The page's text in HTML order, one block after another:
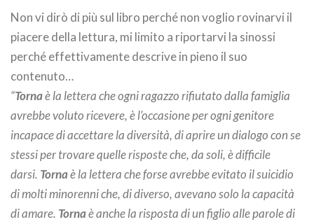
Non vi dirò di più sul libro perché non voglio rovinarvi il
piacere della lettura, mi limito a riportarvi la sinossi
perché effettivamente descrive in pieno il suo
contenuto…
“Tornaè la lettera che ogni ragazzo rifiutato dalla famiglia
avrebbe voluto ricevere, è l’occasione per ogni genitore
incapace di accettare la diversità, di aprire un dialogo con se
stessi per trovare quelle risposte che, da soli, è difficile
darsi. Tornaè la lettera che forse avrebbe evitato il suicidio
di molti minorenni che, di diverso, avevano solo la capacità
di amare. Tornaè anche la risposta di un figlio alle parole di